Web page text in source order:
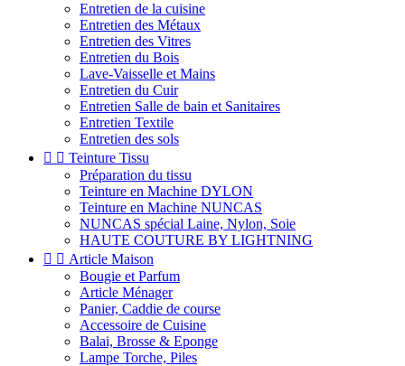
Entretien de la cuisine
Entretien des Métaux
Entretien des Vitres
Entretien du Bois
Lave-Vaisselle et Mains
Entretien du Cuir
Entretien Salle de bain et Sanitaires
Entretien Textile
Entretien des sols
  Teinture Tissu
Préparation du tissu
Teinture en Machine DYLON
Teinture en Machine NUNCAS
NUNCAS spécial Laine, Nylon, Soie
HAUTE COUTURE BY LIGHTNING
  Article Maison
Bougie et Parfum
Article Ménager
Panier, Caddie de course
Accessoire de Cuisine
Balai, Brosse & Eponge
Lampe Torche, Piles